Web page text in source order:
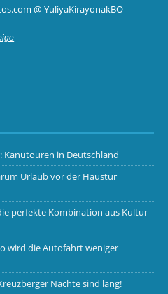
@ YuliyaKirayonakBO
Kanutouren in Deutschland
Urlaub vor der Haustür
perfekte Kombination aus Kultur
wird die Autofahrt weniger
Nächte sind lang!